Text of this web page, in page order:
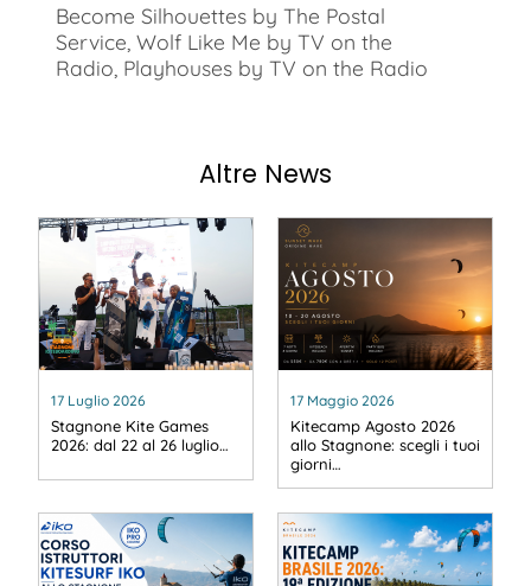
Become Silhouettes by The Postal
Service, Wolf Like Me by TV on the
Radio, Playhouses by TV on the Radio
Altre News
17 Luglio 2026
Stagnone Kite Games
2026: dal 22 al 26 luglio…
17 Maggio 2026
Kitecamp Agosto 2026
allo Stagnone: scegli i tuoi
giorni…